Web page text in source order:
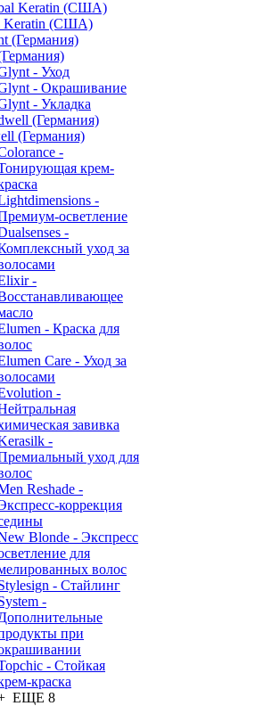
Keratin (США)
- Уход
- Окрашивание
- Укладка
(Германия)
-
крем-
-
осветление
-
уход за
-
- Краска для
Care - Уход за
-
завивка
-
уход для
Reshade -
коррекция
Blonde - Экспресс
для
волос
- Стайлинг
-
при
- Стойкая
краска
ЕЩЕ 8